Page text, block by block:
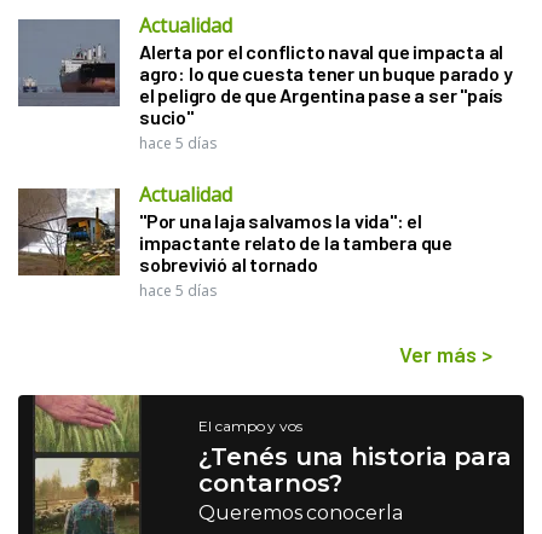
Actualidad
Alerta por el conflicto naval que impacta al
agro: lo que cuesta tener un buque parado y
el peligro de que Argentina pase a ser "país
sucio"
hace 5 días
Actualidad
"Por una laja salvamos la vida": el
impactante relato de la tambera que
sobrevivió al tornado
hace 5 días
Ver más >
El campo y vos
¿Tenés una historia para
contarnos?
Queremos conocerla